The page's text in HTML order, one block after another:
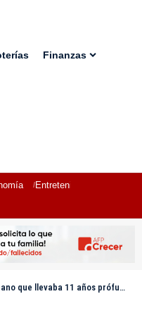
Finanzas
Entretenimiento
11 años prófugo en Punta Cana